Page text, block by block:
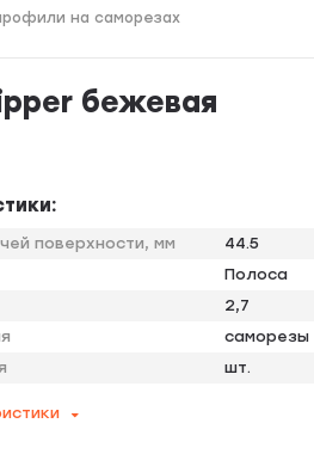
на саморезах
бежевая
поверхности, мм
44.5
Полоса
2,7
саморезы
шт.